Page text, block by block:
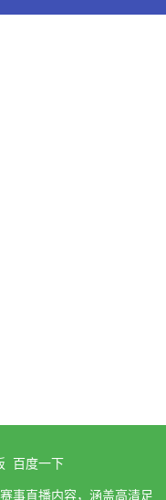
百度一下
事直播内容，涵盖高清足